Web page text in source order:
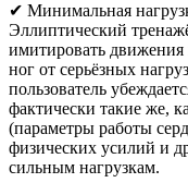
✔ Минимальная
Эллиптический
имитировать движения
ног от серьёзных
пользователь
фактически такие же,
(параметры работы
физических усилий и
сильным нагрузкам.